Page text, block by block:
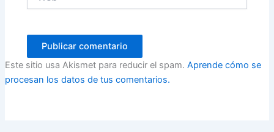
Este sitio usa Akismet para reducir el spam. Aprende cómo se
procesan los datos de tus comentarios.